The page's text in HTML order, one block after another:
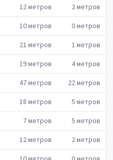
12метров 2метров
10метров 0метров
21 метров 1 метров
19метров 4метров
47метров 22метров
18 метров 5 метров
7метров 5 метров
12метров 2метров